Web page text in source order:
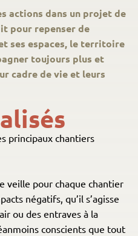
actions dans un projet de
pour repenser de
ses espaces, le territoire
toujours plus et
cadre de vie et leurs
principaux chantiers
veille pour chaque chantier
négatifs, qu’il s’agisse
ou des entraves à la
conscients que tout